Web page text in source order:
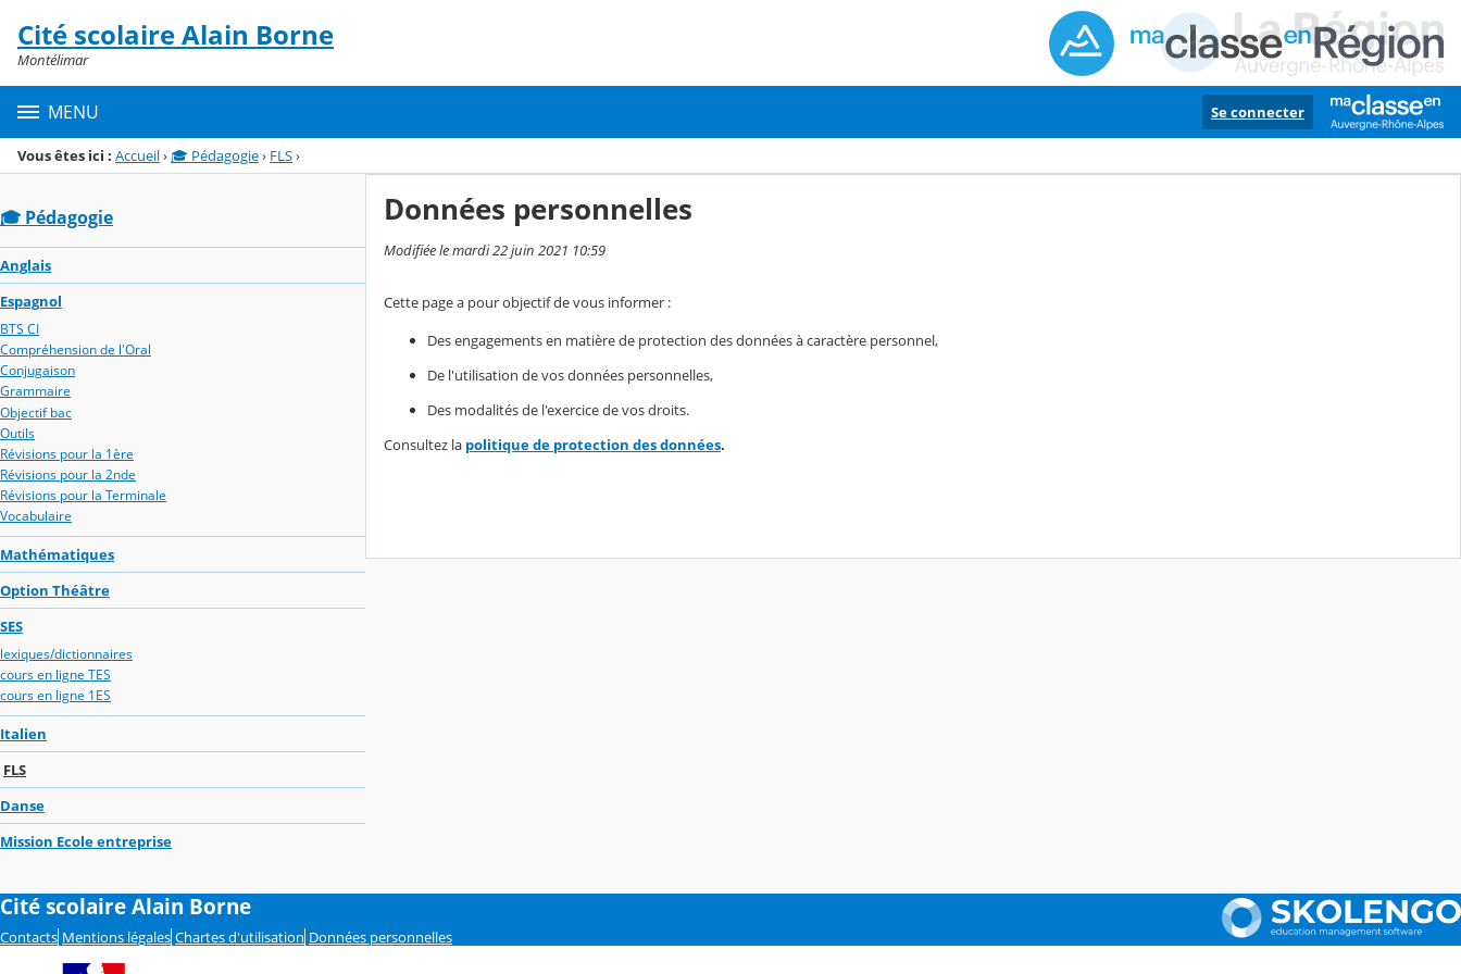
Menu de la rubrique
Contenu
Cité scolaire Alain Borne
Montélimar
MENU Se connecter
Vous êtes ici : Accueil›🎓 Pédagogie› FLS›
🎓 Pédagogie
Anglais
Espagnol
BTS CI
Compréhension de l'Oral
Conjugaison
Grammaire
Objectif bac
Outils
Révisions pour la 1ère
Révisions pour la 2nde
Révisions pour la Terminale
Vocabulaire
Mathématiques
Option Théâtre
SES
lexiques/dictionnaires
cours en ligne TES
cours en ligne 1ES
Italien
FLS
Danse
Mission Ecole entreprise
Données personnelles
Modifiée le mardi 22 juin 2021 10:59
Cette page a pour objectif de vous informer :
Des engagements en matière de protection des données à caractère personnel,
De l'utilisation de vos données personnelles,
Des modalités de l'exercice de vos droits.
Consultez la politique de protection des données.
Cité scolaire Alain Borne
Contacts Mentions légales Chartes d'utilisation Données personnelles